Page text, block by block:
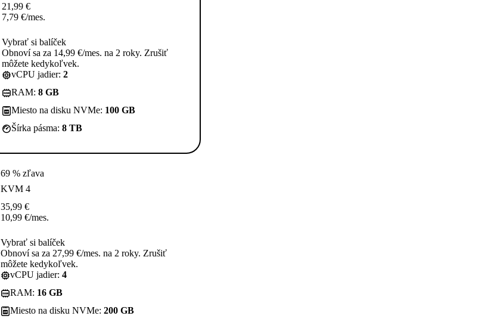
21,99 €
7,79 €/mes.
Vybrať si balíček
Obnoví sa za 14,99 €/mes. na 2 roky. Zrušiť
môžete kedykoľvek.
vCPU jadier: 2
RAM: 8 GB
Miesto na disku NVMe: 100 GB
Šírka pásma: 8 TB
69 % zľava
KVM 4
35,99 €
10,99 €/mes.
Vybrať si balíček
Obnoví sa za 27,99 €/mes. na 2 roky. Zrušiť
môžete kedykoľvek.
vCPU jadier: 4
RAM: 16 GB
Miesto na disku NVMe: 200 GB